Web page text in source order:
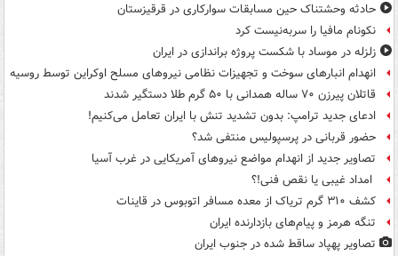
حادثه وحشتناک حین مسابقات سوارکاری در قرقیزستان
نکونام مافیا را سربه‌نیست کرد
زلزله در موساد با شکست پروژه براندازی در ایران
انهدام انبارهای سوخت و تجهیزات نظامی نیروهای مسلح اوکراین توسط روسیه
قاتلان پیرزن ۷۰ ساله همدانی با ۵۰ گرم طلا دستگیر شدند
ادعای جدید ترامپ: بدون تشدید تنش با ایران تعامل می‌کنیم!
حضور قربانی در پرسپولیس منتفی شد؟
تصاویر جدید از انهدام مواضع نیروهای آمریکایی در غرب آسیا
امداد غیبی یا نقص فنی!؟
کشف ۳۱۰ گرم تریاک از معده مسافر اتوبوس در قاینات
تنگه هرمز و پیام‌های بازدارنده ایران
تصاویر پهپاد ساقط شده در جنوب ایران